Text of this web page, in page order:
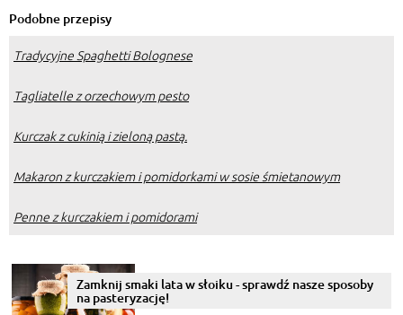
Podobne przepisy
Tradycyjne Spaghetti Bolognese
Tagliatelle z orzechowym pesto
Kurczak z cukinią i zieloną pastą.
Makaron z kurczakiem i pomidorkami w sosie śmietanowym
Penne z kurczakiem i pomidorami
Zamknij smaki lata w słoiku - sprawdź nasze sposoby
na pasteryzację!